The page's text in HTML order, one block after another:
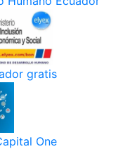
gratis
One